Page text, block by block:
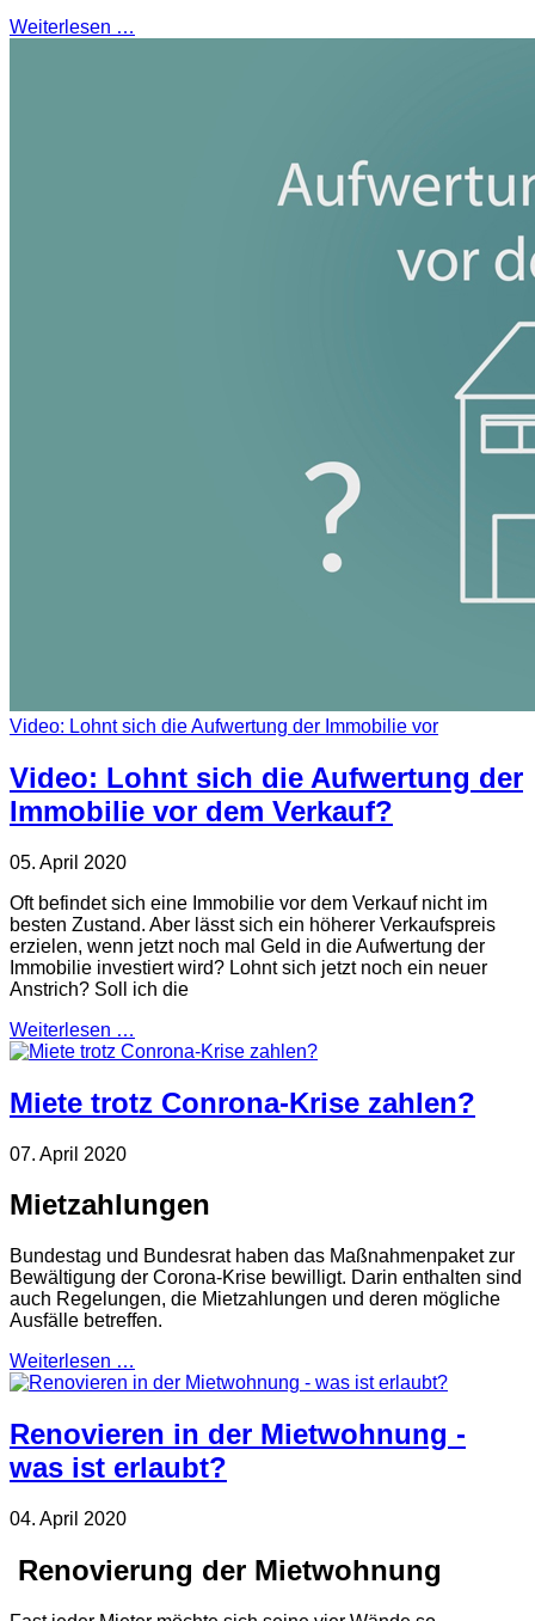
Weiterlesen …
Video: Lohnt sich die Aufwertung der Immobilie vor
Video: Lohnt sich die Aufwertung der
Immobilie vor dem Verkauf?
05. April 2020
Oft befindet sich eine Immobilie vor dem Verkauf nicht im
besten Zustand. Aber lässt sich ein höherer Verkaufspreis
erzielen, wenn jetzt noch mal Geld in die Aufwertung der
Immobilie investiert wird? Lohnt sich jetzt noch ein neuer
Anstrich? Soll ich die
Weiterlesen …
Miete trotz Conrona-Krise zahlen?
07. April 2020
Mietzahlungen
Bundestag und Bundesrat haben das Maßnahmenpaket zur
Bewältigung der Corona-Krise bewilligt. Darin enthalten sind
auch Regelungen, die Mietzahlungen und deren mögliche
Ausfälle betreffen.
Weiterlesen …
Renovieren in der Mietwohnung -
was ist erlaubt?
04. April 2020
Renovierung der Mietwohnung